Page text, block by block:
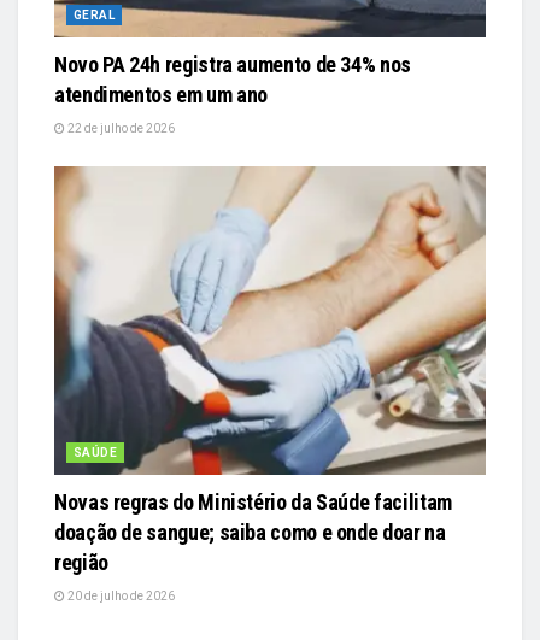
GERAL
Novo PA 24h registra aumento de 34% nos
atendimentos em um ano
22 de julho de 2026
SAÚDE
Novas regras do Ministério da Saúde facilitam
doação de sangue; saiba como e onde doar na
região
20 de julho de 2026